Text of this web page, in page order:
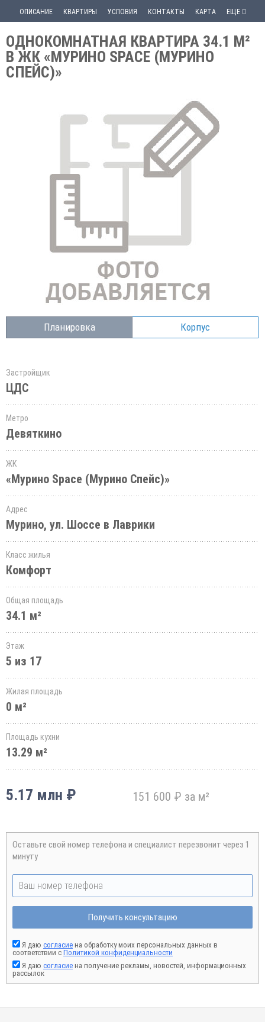
ОПИСАНИЕ КВАРТИРЫ УСЛОВИЯ КОНТАКТЫ КАРТА ЕЩЕ
ОДНОКОМНАТНАЯ КВАРТИРА 34.1 М²
В ЖК «МУРИНО SPACE (МУРИНО
СПЕЙС)»
Планировка Корпус
Застройщик
ЦДС
Метро
Девяткино
ЖК
«Мурино Space (Мурино Спейс)»
Адрес
Мурино, ул. Шоссе в Лаврики
Класс жилья
Комфорт
Общая площадь
34.1 м²
Этаж
5 из 17
Жилая площадь
0 м²
Площадь кухни
13.29 м²
5.17 млн ₽ 151 600 ₽ за м²
Оставьте свой номер телефона и специалист перезвонит через 1
минуту
Получить консультацию
Я даю согласие на обработку моих персональных данных в
соответствии с Политикой конфиденциальности
Я даю согласие на получение рекламы, новостей, информационных
рассылок